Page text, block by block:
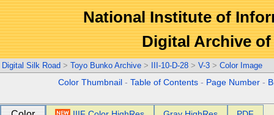
National Institute of
Digital Archive
Digital Silk Road > Toyo Bunko Archive > III-10-D-28 > V-3 > Color Image
Color Thumbnail -Table of Contents - Page Number -